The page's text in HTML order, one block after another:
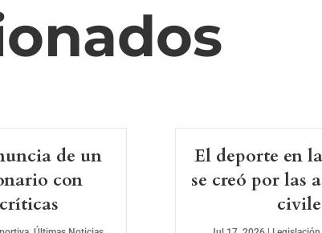
de un
con
El deporte en
se creó por las